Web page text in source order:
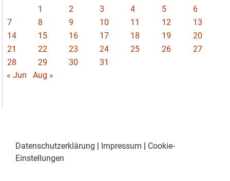
1 2 3 4 5
6
7
8 9 10 11 12
13
14
15 16 17 18 19
20
21
22 23 24 25 26
27
28
29 30
31
« Jun
Aug »
Datenschutzerklärung Impressum
Cookie-
Einstellungen